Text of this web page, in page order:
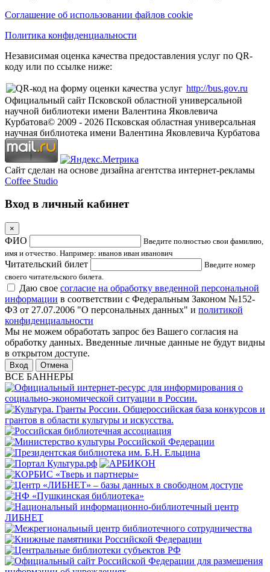
Соглашение об использовании файлов cookie
Политика конфиденциальности
Независимая оценка качества предоставления услуг по QR-
коду или по ссылке ниже:
http://bus.gov.ru
Официальный сайт Псковской областной универсальной
научной библиотеки имени Валентина Яковлевича
Курбатова© 2009 - 2026 Псковская областная универсальная
научная библиотека имени Валентина Яковлевича Курбатова
Сайт сделан на основе дизайна агентства интернет-рекламы
Coffee Studio
Вход в личный кабинет
×
ФИО
Введите полностью свои фамилию,
имя и отчество. Например: иванов иван иванович
Читательский билет
Введите номер
своего читательского билета.
Даю свое согласие на обработку введенной персональной
информации в соответствии с Федеральным Законом №152-
ФЗ от 27.07.2006 "О персональных данных" и политикой
конфиденциальности
Мы не можем обработать запрос без Вашего согласия на
обработку данных. Введенные личные данные не будут видны
в открытом доступе.
Отмена
ВСЕ БАННЕРЫ